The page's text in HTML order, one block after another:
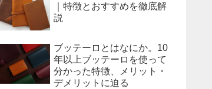
｜特徴とおすすめを徹底解
説
ブッテーロとはなにか。10
年以上ブッテーロを使って
分かった特徴、メリット・
デメリットに迫る